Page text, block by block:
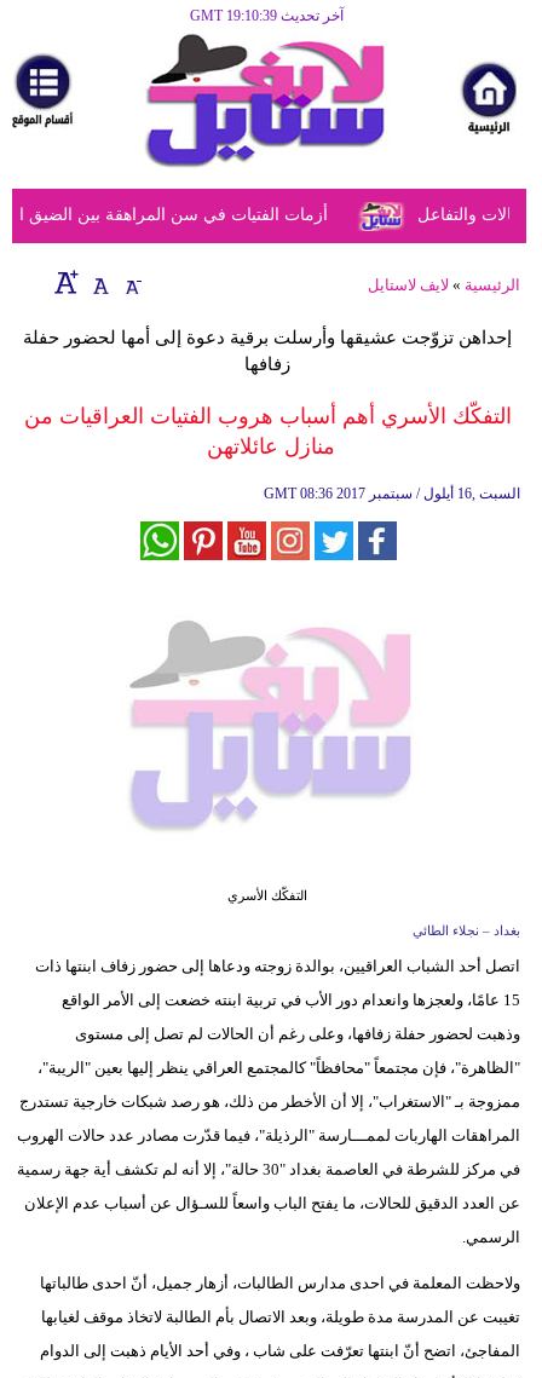
آخر تحديث GMT 19:10:39
مرأة
أزياء
أزياء
إسلامية
ديكور
سياحة
أزمات الفتيات في سن المراهقة بين الضيق والتفاعل
الرئيسية » لايف لاستايل
إحداهن تزوّجت عشيقها وأرسلت برقية دعوة إلى أمها لحضور حفلة
زفافها
التفكّك الأسري أهم أسباب هروب الفتيات العراقيات من
منازل عائلاتهن
GMT 08:36 2017 السبت ,16 أيلول / سبتمبر
التفكّك الأسري
بغداد – نجلاء الطائي
اتصل أحد الشباب العراقيين، بوالدة زوجته ودعاها إلى حضور زفاف ابنتها ذات
15 عامًا، ولعجزها وانعدام دور الأب في تربية ابنته خضعت إلى الأمر الواقع
وذهبت لحضور حفلة زفافها، وعلى رغم أن الحالات لم تصل إلى مستوى
"الظاهرة"، فإن مجتمعاً "محافظاً" كالمجتمع العراقي ينظر إليها بعين "الريبة"،
ممزوجة بـ "الاستغراب"، إلا أن الأخطر من ذلك، هو رصد شبكات خارجية تستدرج
المراهقات الهاربات لممـــارسة "الرذيلة"، فيما قدّرت مصادر عدد حالات الهروب
في مركز للشرطة في العاصمة بغداد "30 حالة"، إلا أنه لم تكشف أية جهة رسمية
عن العدد الدقيق للحالات، ما يفتح الباب واسعاً للسـؤال عن أسباب عدم الإعلان
الرسمي.
ولاحظت المعلمة في احدى مدارس الطالبات، أزهار جميل، أنّ احدى طالباتها
تغيبت عن المدرسة مدة طويلة، وبعد الاتصال بأم الطالبة لاتخاذ موقف لغيابها
المفاجئ، اتضح أنّ ابنتها تعرّفت على شاب ، وفي أحد الأيام ذهبت إلى الدوام